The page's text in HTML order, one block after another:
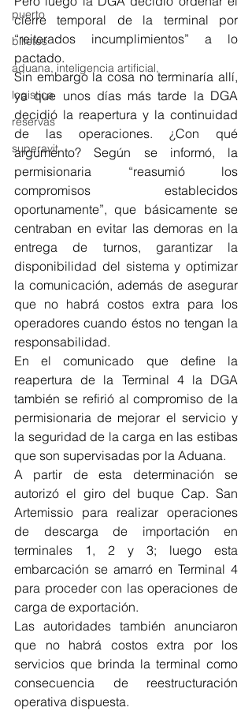
puerto
billetes
aduana, inteligencia artificial,
logistica
reservas
superavit
cierre temporal de la terminal por
“reiterados incumplimientos” a lo
pactado.
Sin embargo la cosa no terminaría allí,
ya que unos días más tarde la DGA
decidió la reapertura y la continuidad
de las operaciones. ¿Con qué
argumento? Según se informó, la
permisionaria “reasumió los
compromisos establecidos
oportunamente”, que básicamente se
centraban en evitar las demoras en la
entrega de turnos, garantizar la
disponibilidad del sistema y optimizar
la comunicación, además de asegurar
que no habrá costos extra para los
operadores cuando éstos no tengan la
responsabilidad.
En el comunicado que define la
reapertura de la Terminal 4 la DGA
también se refirió al compromiso de la
permisionaria de mejorar el servicio y
la seguridad de la carga en las estibas
que son supervisadas por la Aduana.
A partir de esta determinación se
autorizó el giro del buque Cap. San
Artemissio para realizar operaciones
de descarga de importación en
terminales 1, 2 y 3; luego esta
embarcación se amarró en Terminal 4
para proceder con las operaciones de
carga de exportación.
Las autoridades también anunciaron
que no habrá costos extra por los
servicios que brinda la terminal como
consecuencia de reestructuración
operativa dispuesta.